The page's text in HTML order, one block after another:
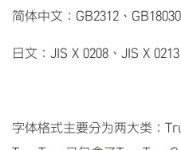
简体中文：GB2312、GB18030
日文：JIS X 0208、JIS X
字体格式主要分为两大类：